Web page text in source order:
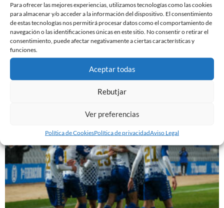
Para ofrecer las mejores experiencias, utilizamos tecnologías como las cookies
para almacenar y/o acceder a la información del dispositivo. El consentimiento
de estas tecnologías nos permitirá procesar datos como el comportamiento de
navegación o las identificaciones únicas en este sitio. No consentir o retirar el
consentimiento, puede afectar negativamente a ciertas características y
funciones.
Aceptar todas
Rebutjar
Ver preferencias
Política de CookiesPolítica de privacidadAviso Legal
EL SABADELL EMPATA ANTE LA CULTURAL EN LA
10 de marzo de 2024